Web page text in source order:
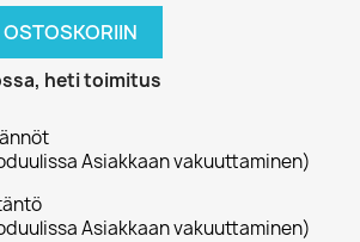
OSTOSKORIIN
heti toimitus
Asiakkaan vakuuttaminen)
Asiakkaan vakuuttaminen)